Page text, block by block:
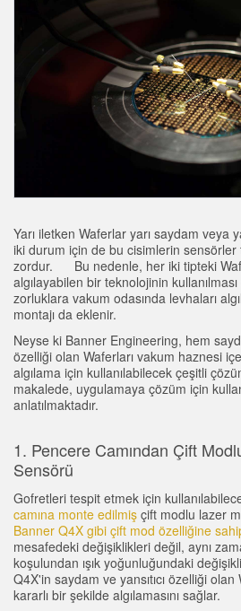
SENSÖRLER
Fotoelektrik Sensörler
Lazer Mesafe Ölçümü
Ölçüm Bariyerleri
3D Time of Flight
Fiber Optik Amfiler
Fiber Optics
Slot, Label, and Area Detection Sensors
İşaret Benekçiği algılama, Renk ve
Pick-to-Light Sensors
Sıcaklık ve Vibrasyon Sensörleri
Condition Monitoring Sensors
Wireless Condition Monitoring Sensors
Vibration Sensors
ACCESSORIES
Call for Parts, Service, or Pallet Pickup
Condition Monitoring for Predictive and
Kestirimci Bakım
Kestirimci Bakım
Overall Equipment Effectiveness (OEE)
Remote Monitoring
Tank Seviyesi İzleme
Factory Communication
IO-Link
Washdown
Yarı iletken Waferlar yarı saydam veya
iki durum için de bu cisimlerin sensörler
zordur. Bu nedenle, her iki tipteki
algılayabilen bir teknolojinin
zorluklara vakum odasında levhaları
montajı da eklenir.
Neyse ki Banner Engineering, hem
özelliği olan Waferları vakum haznesi
algılama için kullanılabilecek çeşitli
makalede, uygulamaya çözüm için
anlatılmaktadır.
1. Pencere Camından Çift
Sensörü
Gofretleri tespit etmek için
camına monte edilmiş çift modlu lazer
Banner Q4X gibi çift mod özelliğine
mesafedeki değişiklikleri değil, aynı
koşulundan ışık yoğunluğundaki
Q4X'in saydam ve yansıtıcı özelliği
kararlı bir şekilde algılamasını sağlar.